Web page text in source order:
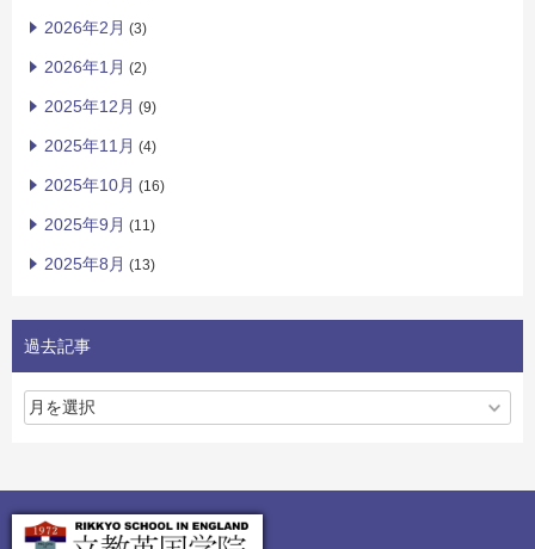
2026年2月 (3)
2026年1月 (2)
2025年12月 (9)
2025年11月 (4)
2025年10月 (16)
2025年9月 (11)
2025年8月 (13)
過去記事